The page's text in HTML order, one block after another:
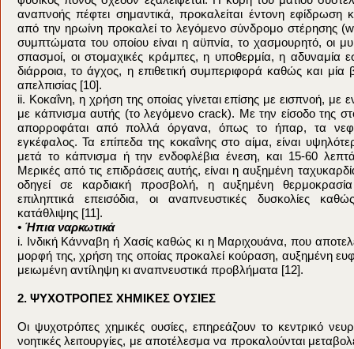
αναπνοής πέφτει σημαντικά, προκαλείται έντονη
από την ηρωίνη προκαλεί το λεγόμενο σύνδρομο στέρησης
συμπτώματα του οποίου είναι η αϋπνία, το χασμουρητό, οι
σπασμοί, οι στομαχικές κράμπες, η υποθερμία, η αδυναμία
διάρροια, το άγχος, η επιθετική συμπεριφορά καθώς και μία
απελπισίας [10].
ii. Κοκαΐνη, η χρήση της οποίας γίνεται επίσης με εισπνοή, με
με κάπνισμα αυτής (το λεγόμενο crack). Με την είσοδο της
απορροφάται από πολλά όργανα, όπως το ήπαρ, τα
εγκέφαλος. Τα επίπεδα της κοκαΐνης στο αίμα, είναι
μετά το κάπνισμα ή την ενδοφλέβια ένεση, και 15-60
Μερικές από τις επιδράσεις αυτής, είναι η αυξημένη
οδηγεί σε καρδιακή προσβολή, η αυξημένη
επιληπτικά επεισόδια, οι αναπνευστικές δυσκολίες
κατάθλιψης [11].
• Ήπια ναρκωτικά
i. Ινδική Κάνναβη ή Χασίς καθώς κι η Μαριχουάνα, που
μορφή της, χρήση της οποίας προκαλεί κούραση, αυξημένη
μειωμένη αντίληψη κι αναπνευστικά προβλήματα [12].
2. ΨΥΧΟΤΡΟΠΕΣ ΧΗΜΙΚΕΣ ΟΥΣΙΕΣ
Οι ψυχοτρόπες χημικές ουσίες, επηρεάζουν το κεντρικό
νοητικές λειτουργίες, με αποτέλεσμα να προκαλούνται